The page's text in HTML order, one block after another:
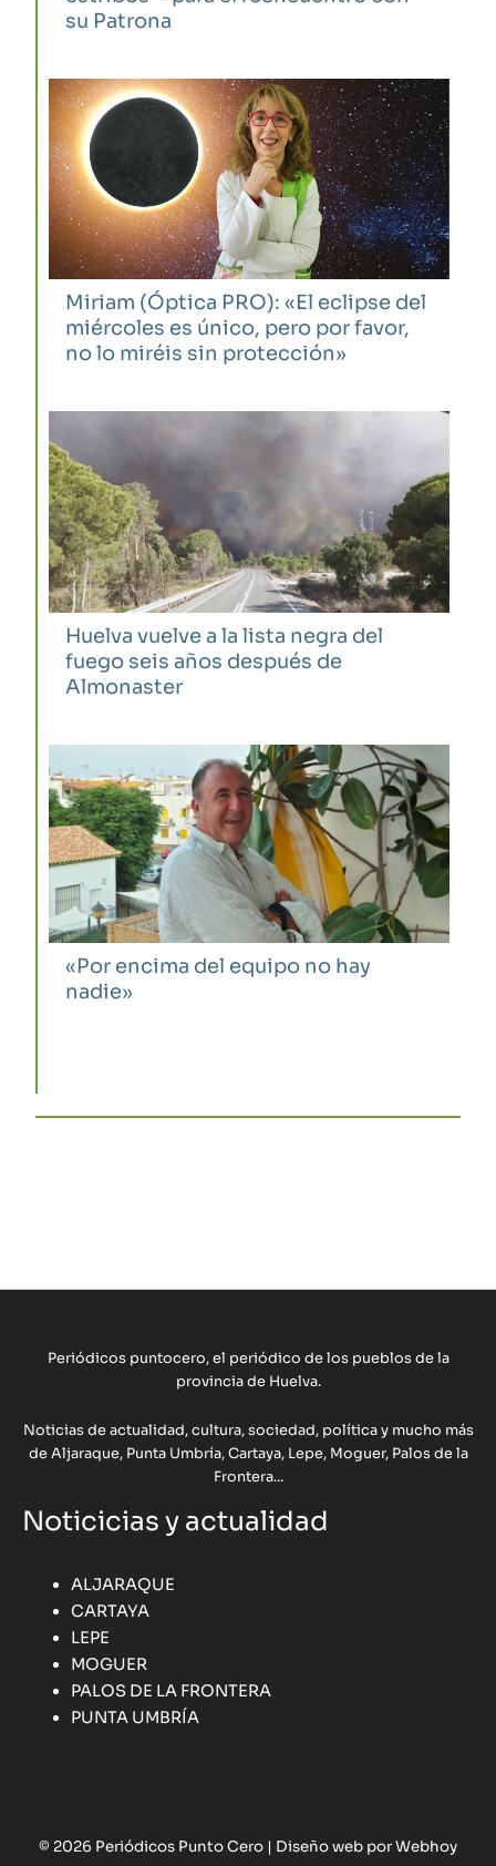
su Patrona
Miriam (Óptica PRO): «El eclipse del
miércoles es único, pero por favor,
no lo miréis sin protección»
Huelva vuelve a la lista negra del
fuego seis años después de
Almonaster
«Por encima del equipo no hay
nadie»
Periódicos puntocero, el periódico de los pueblos de la
provincia de Huelva.
Noticias de actualidad, cultura, sociedad, política y mucho más
de Aljaraque, Punta Umbría, Cartaya, Lepe, Moguer, Palos de la
Frontera...
Noticicias y actualidad
ALJARAQUE
CARTAYA
LEPE
MOGUER
PALOS DE LA FRONTERA
PUNTA UMBRÍA
© 2026 Periódicos Punto Cero | Diseño web por Webhoy